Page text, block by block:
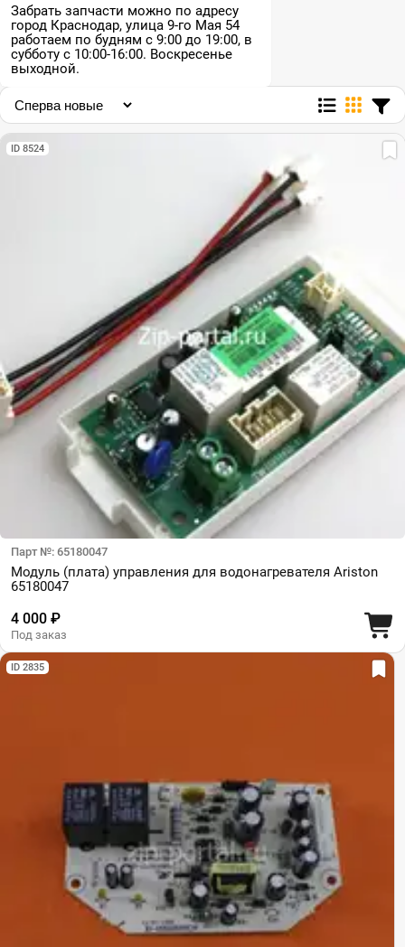
Забрать запчасти можно по адресу
город Краснодар, улица 9-го Мая 54
работаем по будням с 9:00 до 19:00, в
субботу с 10:00-16:00. Воскресенье
выходной.
ID 8524
Парт №: 65180047
Модуль (плата) управления для водонагревателя Ariston
65180047
4 000 ₽
Под заказ
ID 2835